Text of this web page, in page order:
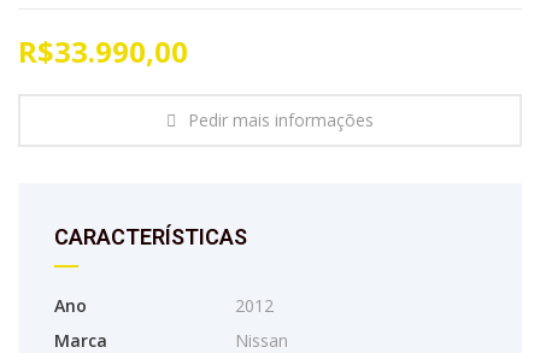
R$33.990,00
Pedir mais informações
CARACTERÍSTICAS
Ano
2012
Marca
Nissan